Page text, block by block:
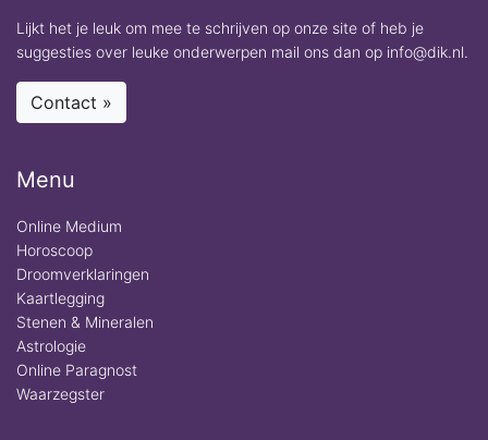
Lijkt het je leuk om mee te schrijven op onze site of heb je
suggesties over leuke onderwerpen mail ons dan op info@dik.nl.
Contact »
Menu
Online Medium
Horoscoop
Droomverklaringen
Kaartlegging
Stenen & Mineralen
Astrologie
Online Paragnost
Waarzegster